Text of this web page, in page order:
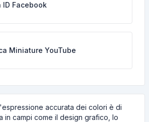
ID Facebook
Miniature YouTube
accurata dei colori è di
in campi come il design grafico, lo